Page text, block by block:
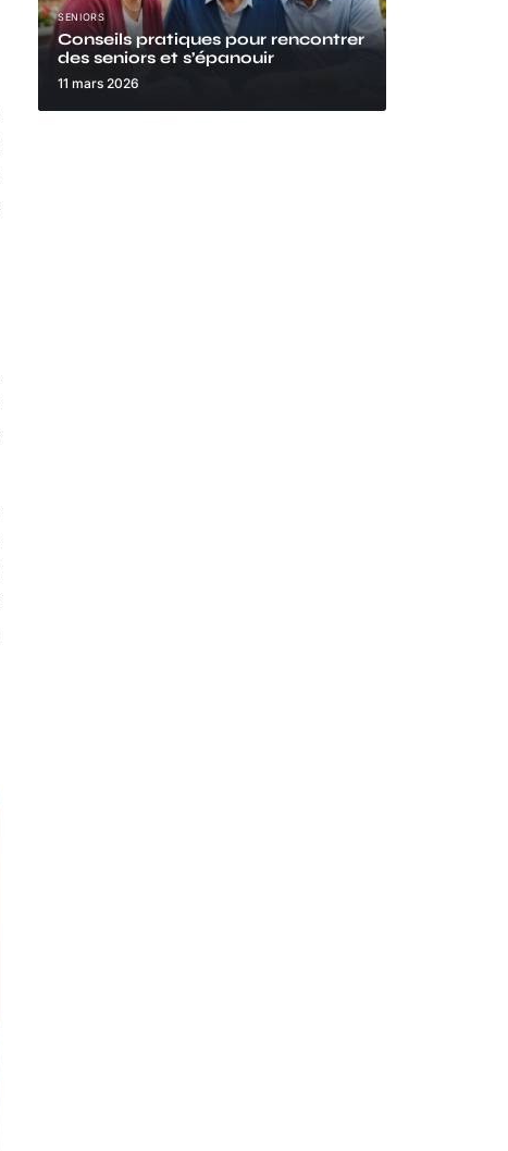
SENIORS
Conseils pratiques pour rencontrer
des seniors et s’épanouir
11 mars 2026